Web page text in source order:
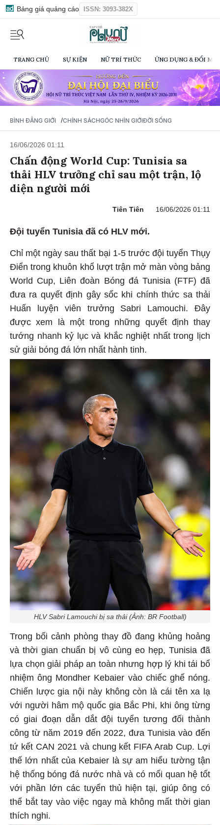
Bảng giá quảng cáo ISSN: 3093-382X
TRANG CHỦ SỰ KIỆN NỮ TRÍ THỨC ỨNG DỤNG & ĐỔI
BÌNH ĐẲNG GIỚI /CHÍNH SÁCHGÓC NHÌN GIỚIĐỜI SỐNG
16/06/2026 01:11
Chấn động World Cup: Tunisia sa
thải HLV trưởng chỉ sau một trận, lộ
diện người mới
Tiên Tiên 16/06/2026 01:11
Đội tuyển Tunisia đã có HLV mới.
Chỉ một ngày sau thất bại 1-5 trước đội tuyển Thụy
Điển trong khuôn khổ lượt trận mở màn vòng bảng
World Cup, Liên đoàn Bóng đá Tunisia (FTF) đã
đưa ra quyết định gây sốc khi chính thức sa thải
Huấn luyện viên trưởng Sabri Lamouchi. Đây
được xem là một trong những quyết định thay
tướng nhanh kỷ lục và khắc nghiệt nhất trong lịch
sử giải bóng đá lớn nhất hành tinh.
HLV Sabri Lamouchi bị sa thải (Ảnh: BR Football)
Trong bối cảnh phòng thay đồ đang khủng hoảng
và thời gian chuẩn bị vô cùng eo hẹp, Tunisia đã
lựa chọn giải pháp an toàn nhưng hợp lý khi tái bổ
nhiệm ông Mondher Kebaier vào chiếc ghế nóng.
Chiến lược gia nội này không còn là cái tên xa lạ
với người hâm mộ quốc gia Bắc Phi, khi ông từng
có giai đoạn dẫn dắt đội tuyển tương đối thành
công từ năm 2019 đến 2022, đưa Tunisia vào đến
tứ kết CAN 2021 và chung kết FIFA Arab Cup. Lợi
thế lớn nhất của Kebaier là sự am hiểu tường tận
hệ thống bóng đá nước nhà và có mối quan hệ tốt
với phần lớn các tuyển thủ hiện tại, giúp ông có
thể bắt tay vào việc ngay mà không mất thời gian
thích nghi.